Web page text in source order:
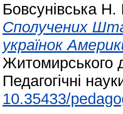
Бовсунівська
Сполучених
українок
Житомирського
Педагогічні
10.35433/